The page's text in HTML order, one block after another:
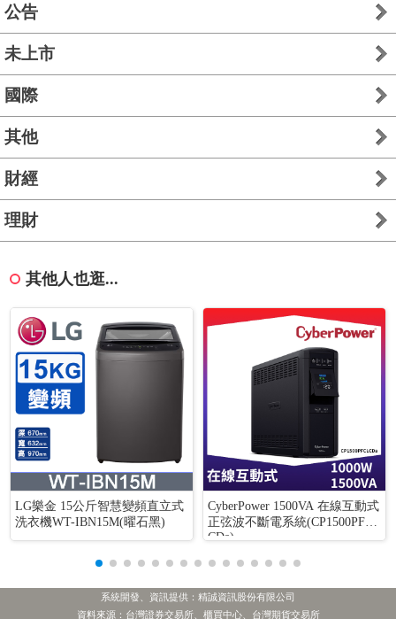
公告
未上市
國際
其他
財經
理財
其他人也逛...
LG樂金 15公斤智慧變頻直立式
洗衣機WT-IBN15M(曜石黑)
CyberPower 1500VA 在線互動式
正弦波不斷電系統(CP1500PFCL
CDa)
系統開發、資訊提供：精誠資訊股份有限公司
資料來源：台灣證券交易所、櫃買中心、台灣期貨交易所